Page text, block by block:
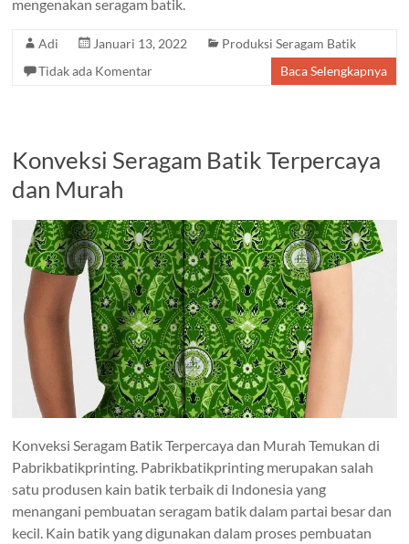
mengenakan seragam batik.
Adi Januari 13, 2022
Produksi Seragam Batik
Tidak ada Komentar
Baca Selengkapnya
Konveksi Seragam Batik Terpercaya
dan Murah
Konveksi Seragam Batik Terpercaya dan Murah Temukan di
Pabrikbatikprinting. Pabrikbatikprinting merupakan salah
satu produsen kain batik terbaik di Indonesia yang
menangani pembuatan seragam batik dalam partai besar dan
kecil. Kain batik yang digunakan dalam proses pembuatan